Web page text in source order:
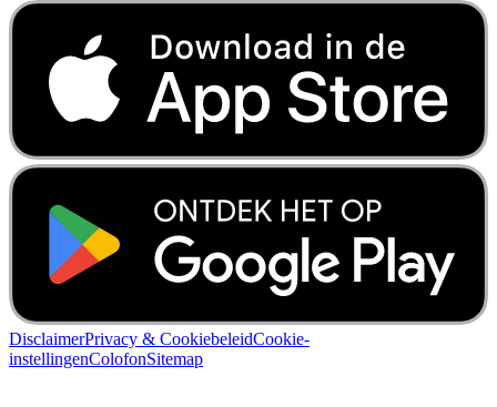
DisclaimerPrivacy & CookiebeleidCookie-
instellingenColofonSitemap